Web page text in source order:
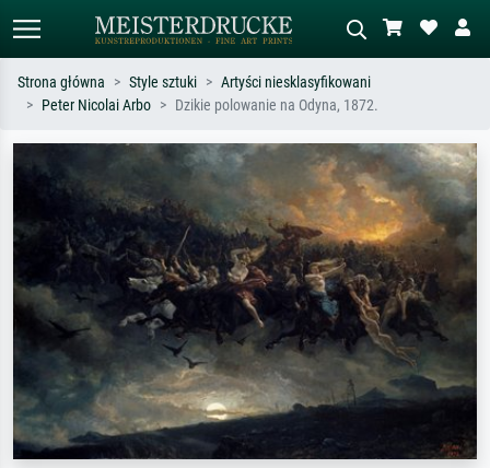
Szukaj wg artysty, tytułu lub stylu – np.
Monet, Gwiaździsta noc,
impresjonizm, fala Hokusaia, akt.
Opisz scenę – np. zielona łąka,
abstrakcja z czerwienią, ciemny olej,
stojący akt obok drzewa.
Strona główna Style sztuki
Artyści niesklasyfikowani
Peter Nicolai Arbo
Dzikie polowanie na Odyna, 1872.